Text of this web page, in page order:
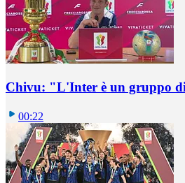
Chivu: "L'Inter è un gruppo di
00:22